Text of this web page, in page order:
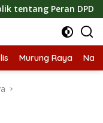
DPD RI
Murung Raya